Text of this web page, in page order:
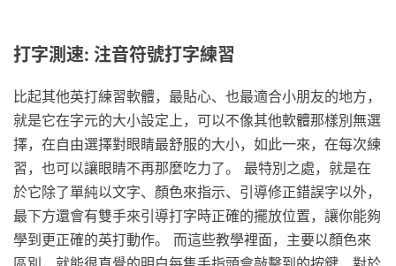
打字測速: 注音符號打字練習
比起其他英打練習軟體，最貼心、也最適合小朋友的地方，
就是它在字元的大小設定上，可以不像其他軟體那樣別無選
擇，在自由選擇對眼睛最舒服的大小，如此一來，在每次練
習，也可以讓眼睛不再那麼吃力了。 最特別之處，就是在
於它除了單純以文字、顏色來指示、引導修正錯誤字以外，
最下方還會有雙手來引導打字時正確的擺放位置，讓你能夠
學到更正確的英打動作。 而這些教學裡面，主要以顏色來